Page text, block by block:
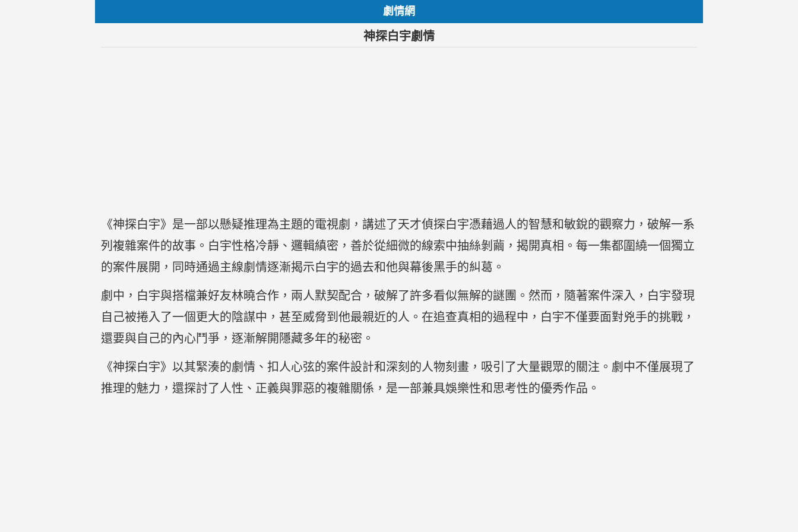
劇情網
神探白宇劇情
《神探白宇》是一部以懸疑推理為主題的電視劇，講述了天才偵探白宇憑藉過人的智慧和敏銳的觀察力，破解一系
列複雜案件的故事。白宇性格冷靜、邏輯縝密，善於從細微的線索中抽絲剝繭，揭開真相。每一集都圍繞一個獨立
的案件展開，同時通過主線劇情逐漸揭示白宇的過去和他與幕後黑手的糾葛。
劇中，白宇與搭檔兼好友林曉合作，兩人默契配合，破解了許多看似無解的謎團。然而，隨著案件深入，白宇發現
自己被捲入了一個更大的陰謀中，甚至威脅到他最親近的人。在追查真相的過程中，白宇不僅要面對兇手的挑戰，
還要與自己的內心鬥爭，逐漸解開隱藏多年的秘密。
《神探白宇》以其緊湊的劇情、扣人心弦的案件設計和深刻的人物刻畫，吸引了大量觀眾的關注。劇中不僅展現了
推理的魅力，還探討了人性、正義與罪惡的複雜關係，是一部兼具娛樂性和思考性的優秀作品。